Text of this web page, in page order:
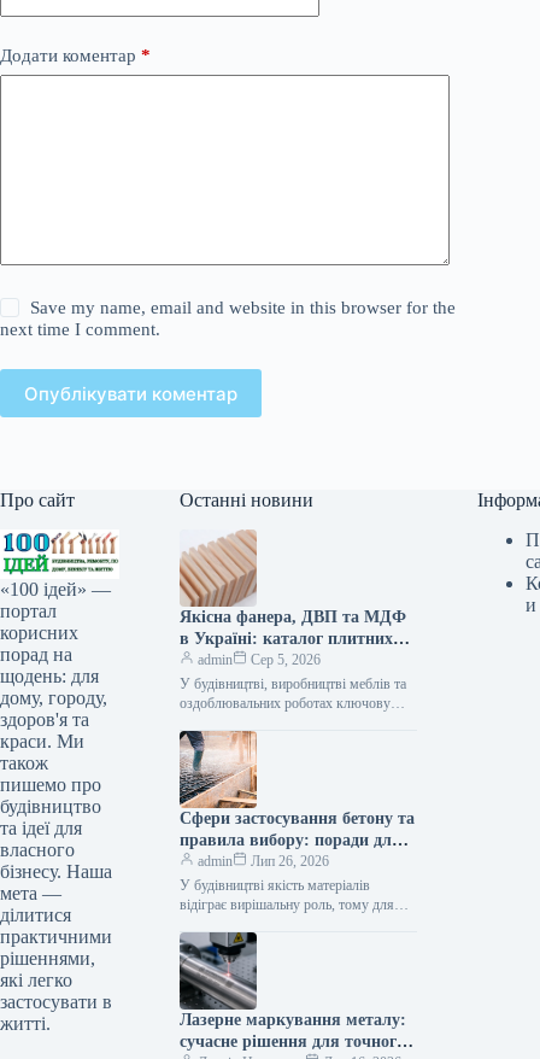
Додати коментар *
Save my name, email and website in this browser for the
next time I comment.
Опублікувати коментар
Про сайт
«100 ідей» —
портал
корисних
порад на
щодень: для
дому, городу,
здоров'я та
краси. Ми
також
пишемо про
будівництво
та ідеї для
власного
бізнесу. Наша
мета —
ділитися
практичними
рішеннями,
які легко
застосувати в
житті.
Останні новини
Якісна фанера, ДВП та МДФ
в Україні: каталог плитних
матеріалів від «ВІН-ВУД»
admin
Сер 5, 2026
У будівництві, виробництві меблів та
оздоблювальних роботах ключову
сировини. Компанія «ВІН-ВУД» уже
тривалий час займається…
Сфери застосування бетону та
правила вибору: поради для
приватного й промислового
будівництва
admin
Лип 26, 2026
У будівництві якість матеріалів
відіграє вирішальну роль, тому для
обирати перевірених виробників, таких
як компанія Промбудцентр,…
Лазерне маркування металу:
сучасне рішення для точного
и